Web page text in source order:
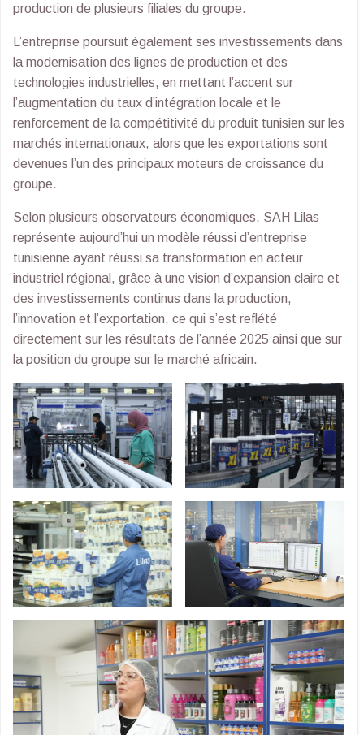
production de plusieurs filiales du groupe.
L’entreprise poursuit également ses investissements dans
la modernisation des lignes de production et des
technologies industrielles, en mettant l’accent sur
l’augmentation du taux d’intégration locale et le
renforcement de la compétitivité du produit tunisien sur les
marchés internationaux, alors que les exportations sont
devenues l’un des principaux moteurs de croissance du
groupe.
Selon plusieurs observateurs économiques, SAH Lilas
représente aujourd’hui un modèle réussi d’entreprise
tunisienne ayant réussi sa transformation en acteur
industriel régional, grâce à une vision d’expansion claire et
des investissements continus dans la production,
l’innovation et l’exportation, ce qui s’est reflété
directement sur les résultats de l’année 2025 ainsi que sur
la position du groupe sur le marché africain.